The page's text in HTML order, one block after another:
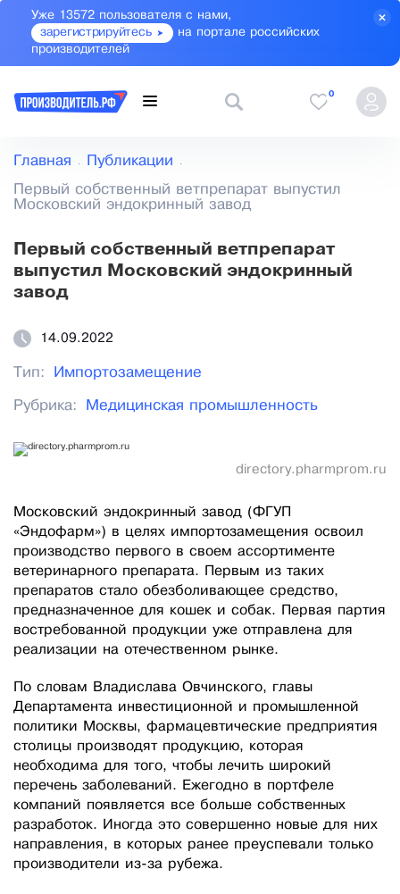
Уже 13572 пользователя с нами,
зарегистрируйтесь
на портале российских
производителей
0
Главная Публикации
Первый собственный ветпрепарат выпустил
Московский эндокринный завод
Первый собственный ветпрепарат
выпустил Московский эндокринный
завод
14.09.2022
Тип: Импортозамещение
Рубрика: Медицинская промышленность
directory.pharmprom.ru
Московский эндокринный завод (ФГУП
«Эндофарм») в целях импортозамещения освоил
производство первого в своем ассортименте
ветеринарного препарата. Первым из таких
препаратов стало обезболивающее средство,
предназначенное для кошек и собак. Первая партия
востребованной продукции уже отправлена для
реализации на отечественном рынке.
По словам Владислава Овчинского, главы
Департамента инвестиционной и промышленной
политики Москвы, фармацевтические предприятия
столицы производят продукцию, которая
необходима для того, чтобы лечить широкий
перечень заболеваний. Ежегодно в портфеле
компаний появляется все больше собственных
разработок. Иногда это совершенно новые для них
направления, в которых ранее преуспевали только
производители из-за рубежа.